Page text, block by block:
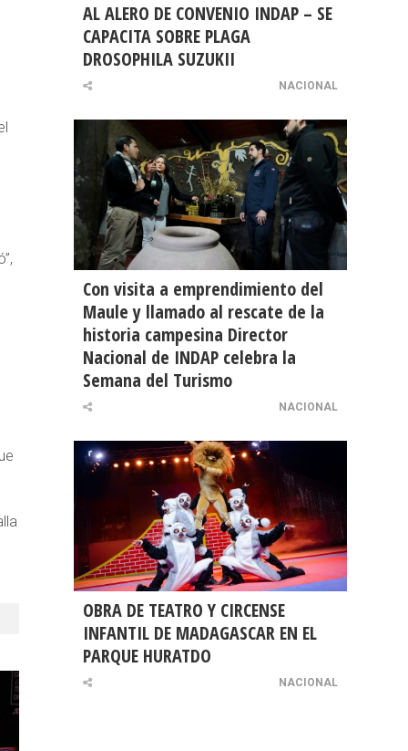
AL ALERO DE CONVENIO INDAP – SE
CAPACITA SOBRE PLAGA
DROSOPHILA SUZUKII
NACIONAL
Con visita a emprendimiento del
Maule y llamado al rescate de la
historia campesina Director
Nacional de INDAP celebra la
Semana del Turismo
NACIONAL
OBRA DE TEATRO Y CIRCENSE
INFANTIL DE MADAGASCAR EN EL
PARQUE HURATDO
NACIONAL